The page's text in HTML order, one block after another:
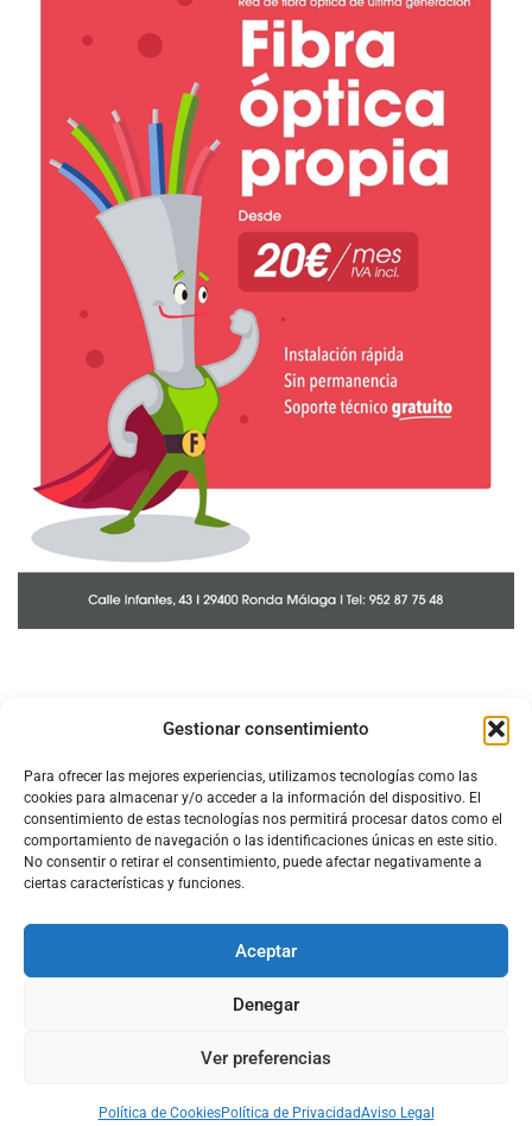
Gestionar consentimiento
Para ofrecer las mejores experiencias, utilizamos tecnologías como las
cookies para almacenar y/o acceder a la información del dispositivo. El
consentimiento de estas tecnologías nos permitirá procesar datos como el
comportamiento de navegación o las identificaciones únicas en este sitio.
No consentir o retirar el consentimiento, puede afectar negativamente a
ciertas características y funciones.
Aceptar
Denegar
Ver preferencias
Política de CookiesPolítica de PrivacidadAviso Legal
Acerca de Nosotros